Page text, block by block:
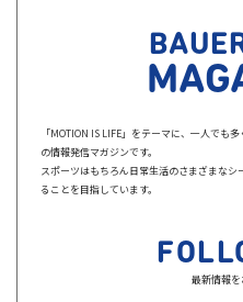
「MOTION IS LIFE」をテーマに、一人でも
の情報発信マガジンです。
スポーツはもちろん日常生活のさまざまな
ることを目指しています。
最新情報